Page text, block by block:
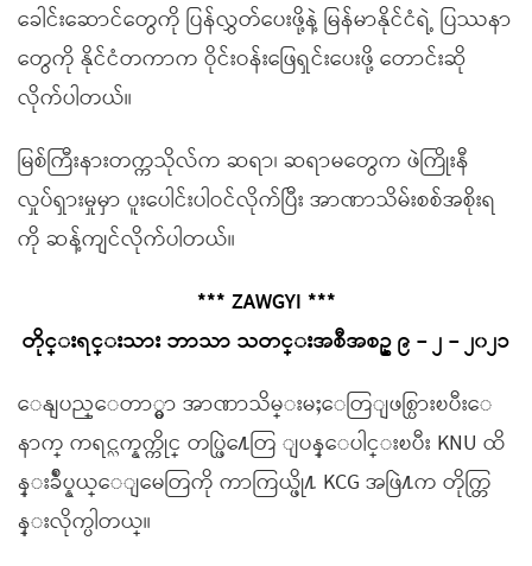
ခေါင်းဆောင်တွေကို ပြန်လွှတ်ပေးဖို့နဲ့ မြန်မာနိုင်ငံရဲ့ ပြဿနာ
တွေကို နိုင်ငံတကာက ဝိုင်းဝန်းဖြေရှင်းပေးဖို့ တောင်းဆို
လိုက်ပါတယ်။
မြစ်ကြီးနားတက္ကသိုလ်က ဆရာ၊ ဆရာမတွေက ဖဲကြိုးနီ
လှုပ်ရှားမှုမှာ ပူးပေါင်းပါဝင်လိုက်ပြီး အာဏာသိမ်းစစ်အစိုးရ
ကို ဆန့်ကျင်လိုက်ပါတယ်။
*** ZAWGYI ***
တိုင္းရင္းသား ဘာသာ သတင္းအစီအစဥ္ ၉ – ၂ – ၂၀၂၁
ေနျပည္ေတာ္မွာ အာဏာသိမ္းမႈေတြျဖစ္ပြားၿပီးေ
နာက္ ကရင္လက္နက္ကိုင္ တပ္ဖြဲ႔ေတြ ျပန္ေပါင္းၿပီး KNU ထိ
န္းခ်ဳပ္နယ္ေျမေတြကို ကာကြယ္ဖို႔ KCG အဖြဲ႔က တိုက္တြ
န္းလိုက္ပါတယ္။